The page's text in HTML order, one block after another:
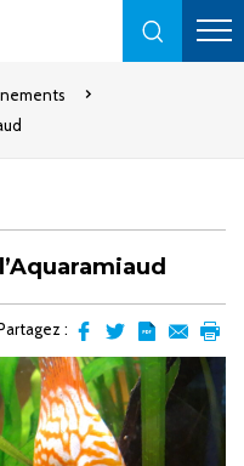
:
sur
facebook
sur
Twitter
l'articlepar